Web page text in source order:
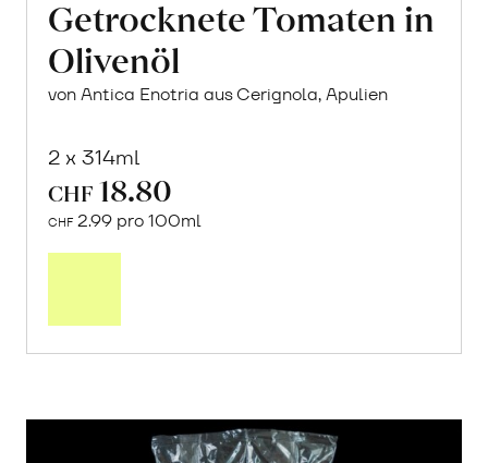
Getrocknete Tomaten in
Olivenöl
von Antica Enotria aus Cerignola, Apulien
2 x 314ml
CHF 18.80
CHF 2.99 pro 100ml